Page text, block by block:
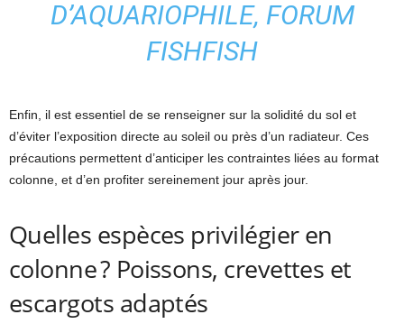
D’AQUARIOPHILE, FORUM
FISHFISH
Enfin, il est essentiel de se renseigner sur la solidité du sol et
d’éviter l’exposition directe au soleil ou près d’un radiateur. Ces
précautions permettent d’anticiper les contraintes liées au format
colonne, et d’en profiter sereinement jour après jour.
Quelles espèces privilégier en
colonne ? Poissons, crevettes et
escargots adaptés